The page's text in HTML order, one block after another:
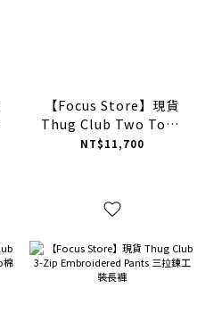
【Focus Store】現貨
Thug Club Two Tone
Washed Jogger Pant
NT$11,700